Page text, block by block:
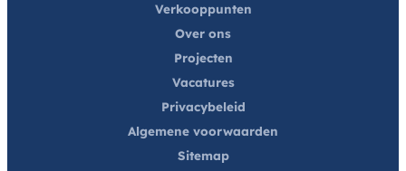
Verkooppunten
Over ons
Projecten
Vacatures
Privacybeleid
Algemene voorwaarden
Sitemap